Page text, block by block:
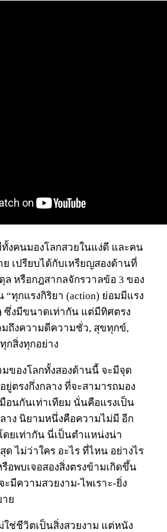
ทั้งคนมองโลกสวยในแง่ดี และคน
ย เปรียบได้กับเหรียญสองด้านที่
ล หรือกฎสากลจักรวาลข้อ 3 ของ
ทุกแรงกิริยา (action) ย่อมมีแรง
ซึ่งมีขนาดเท่ากัน แต่มีทิศตรง
ถึงความดีความชั่ว, สุขทุกข์,
กสิ่งทุกอย่าง
ของโลกทั้งสองด้านนี้ จะมีจุด
ตรงกึ่งกลาง ที่จะสามารถมอง
อนกันเท่าเทียม นั่นคือแรงเป็น
าง นิยามหนึ่งคือความไม่มี อีก
ดยเท่ากัน นี่เป็นตำแหน่งน่า
ด ไม่ว่าใคร อะไร ที่ไหน อย่างไร
อพบเจอสองสิ่งตรงข้ามเกิดขึ้น
มีความสวยงาม-ไพเราะ-ยิ่ง
ย
ใช่ชีวิตเป็นสิ่งสวยงาม แต่หนัง